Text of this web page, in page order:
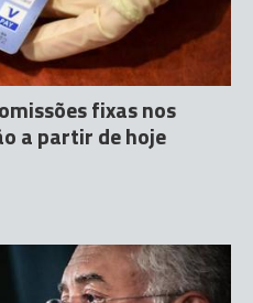
fixas nos
a partir de hoje